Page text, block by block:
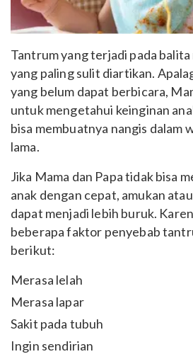
Tantrum yang terjadi pada
yang paling sulit diartikan.
yang belum dapat berbicara,
untuk mengetahui keinginan
bisa membuatnya nangis dalam
lama.
Jika Mama dan Papa tidak bisa
anak dengan cepat, amukan
dapat menjadi lebih buruk.
beberapa faktor penyebab
berikut:
Merasa lelah
Merasa lapar
Sakit pada tubuh
Ingin sendirian